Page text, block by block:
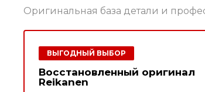
Оригинальная база детали и
ВЫГОДНЫЙ ВЫБОР
Восстановленный оригинал
Reikanen